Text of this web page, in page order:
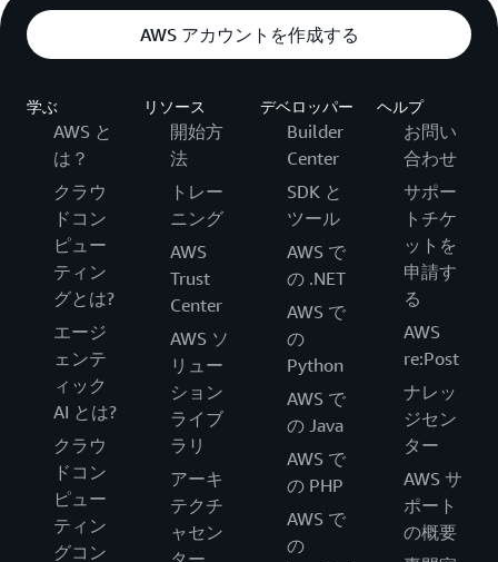
AWS アカウントを作成する
学ぶ
AWS と
は？
クラウ
ドコン
ピュー
ティン
グとは?
エージ
ェンテ
ィック
AI とは?
クラウ
ドコン
ピュー
ティン
グコン
リソース
開始方
法
トレー
ニング
AWS
Trust
Center
AWS ソ
リュー
ション
ライブ
ラリ
アーキ
テクチ
ャセン
デベロッパー
Builder
Center
SDK と
ツール
AWS で
の .NET
AWS で
の
Python
AWS で
の Java
AWS で
の PHP
AWS で
の
ヘルプ
お問い
合わせ
サポー
トチケ
ットを
申請す
る
AWS
re:Post
ナレッ
ジセン
ター
AWS サ
ポート
の概要